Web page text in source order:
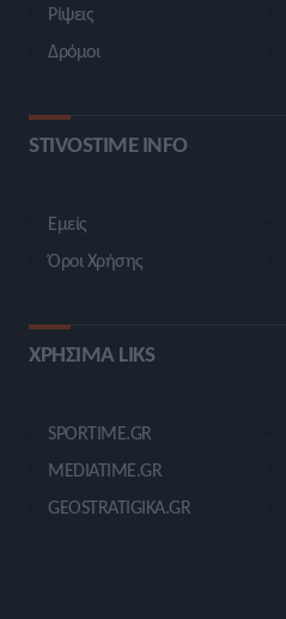
Ρίψεις
Δρόμοι
STIVOSTIME INFO
Εμείς
Όροι Χρήσης
ΧΡΗΣΙΜΑ LIKS
SPORTIME.GR
MEDIATIME.GR
GEOSTRATIGIKA.GR